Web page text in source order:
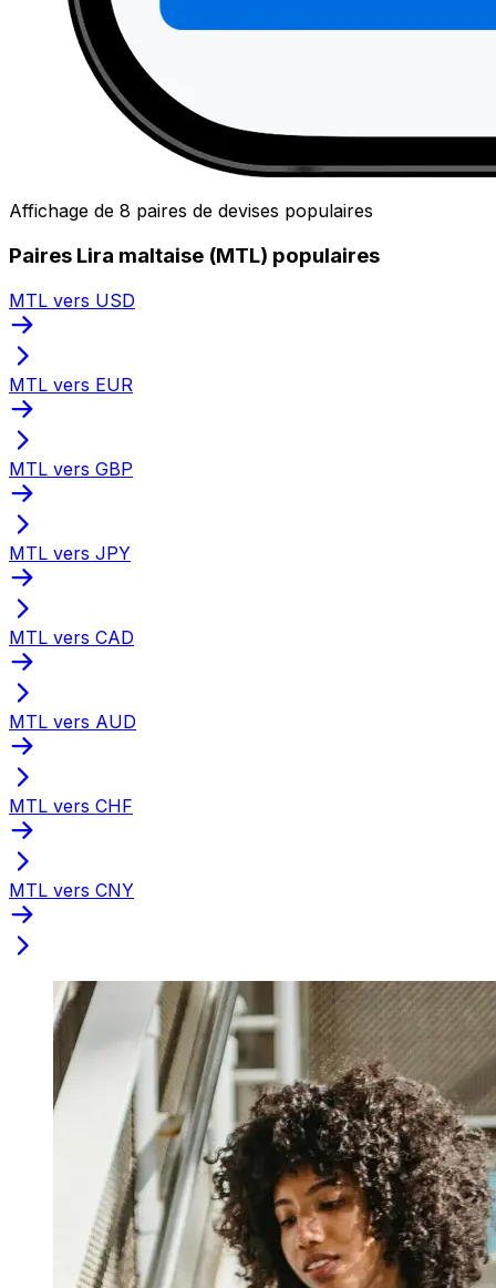
Affichage de 8 paires de devises populaires
Paires Lira maltaise (MTL) populaires
MTL vers USD
MTL vers EUR
MTL vers GBP
MTL vers JPY
MTL vers CAD
MTL vers AUD
MTL vers CHF
MTL vers CNY